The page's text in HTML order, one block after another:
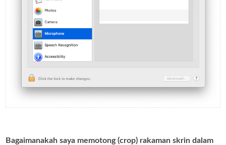
Bagaimanakah saya memotong (crop) rakaman skrin dalam